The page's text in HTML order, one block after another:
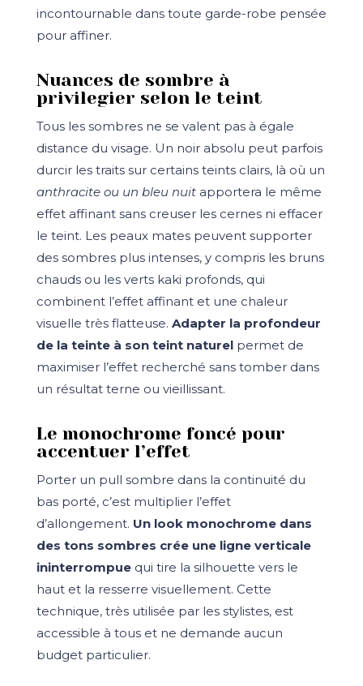
incontournable dans toute garde-robe pensée
pour affiner.
Nuances de sombre à
privilegier selon le teint
Tous les sombres ne se valent pas à égale
distance du visage. Un noir absolu peut parfois
durcir les traits sur certains teints clairs, là où un
anthracite ou un bleu nuitapportera le même
effet affinant sans creuser les cernes ni effacer
le teint. Les peaux mates peuvent supporter
des sombres plus intenses, y compris les bruns
chauds ou les verts kaki profonds, qui
combinent l’effet affinant et une chaleur
visuelle très flatteuse. Adapter la profondeur
de la teinte à son teint naturelpermet de
maximiser l’effet recherché sans tomber dans
un résultat terne ou vieillissant.
Le monochrome foncé pour
accentuer l’effet
Porter un pull sombre dans la continuité du
bas porté, c’est multiplier l’effet
d’allongement. Un look monochrome dans
des tons sombres crée une ligne verticale
ininterrompuequi tire la silhouette vers le
haut et la resserre visuellement. Cette
technique, très utilisée par les stylistes, est
accessible à tous et ne demande aucun
budget particulier.